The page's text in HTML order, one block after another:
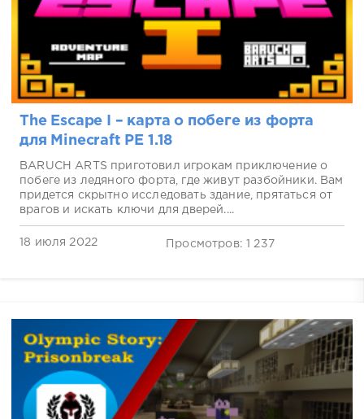
The Escape I – карта о побеге из форта
для Minecraft PE 1.18
BARUCH ARTS приготовил игрокам приключение о
побеге из ледяного форта, где живут разбойники. Вам
придется скрытно исследовать здание, прятаться от
врагов и искать ключи для дверей....
18 июля 2022 Просмотров: 1 237